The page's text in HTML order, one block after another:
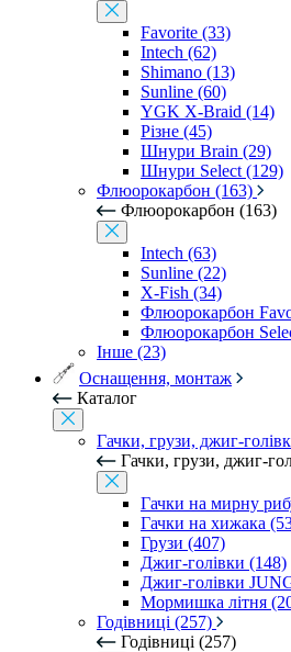
Favorite (33)
Intech (62)
Shimano (13)
Sunline (60)
YGK X-Braid (14)
Різне (45)
Шнури Brain (29)
Шнури Select (129)
Флюорокарбон (163)
Флюорокарбон (163)
Intech (63)
Sunline (22)
X-Fish (34)
Флюорокарбон
Флюорокарбон
Інше (23)
Оснащення, монтаж
Каталог
Гачки, грузи, джиг-
Гачки, грузи, джиг-
Гачки на мирну
Гачки на хижака
Грузи (407)
Джиг-голівки (148)
Джиг-голівки
Мормишка літня
Годівниці (257)
Годівниці (257)